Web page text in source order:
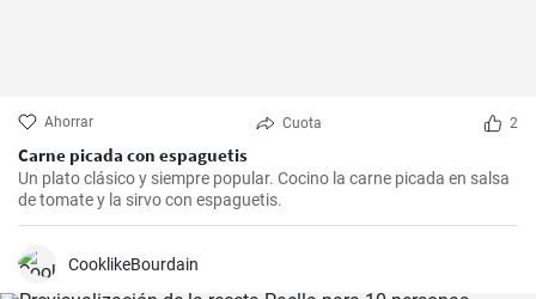
Ahorrar Cuota 2
Carne picada con espaguetis
Un plato clásico y siempre popular. Cocino la carne picada en salsa
de tomate y la sirvo con espaguetis.
CooklikeBourdain